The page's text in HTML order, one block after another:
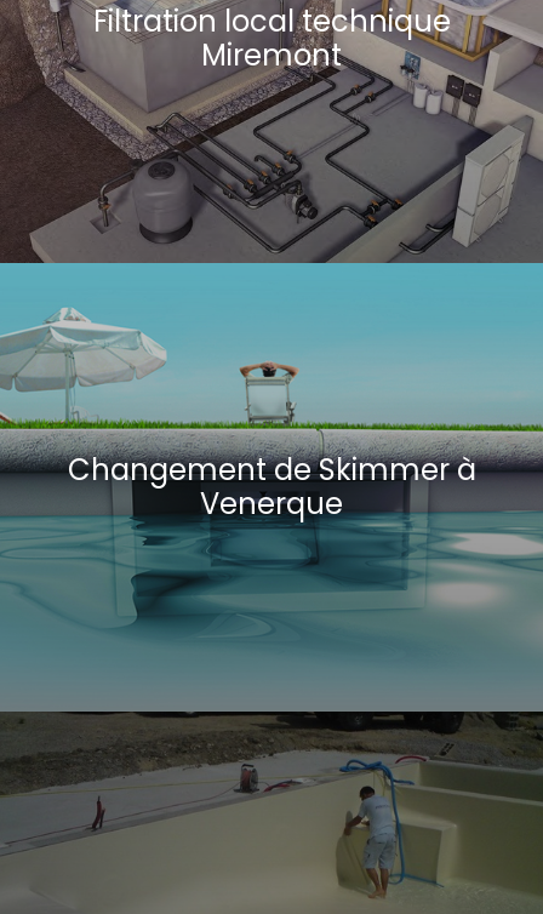
Filtration local technique
Miremont
Changement de Skimmer à
Venerque